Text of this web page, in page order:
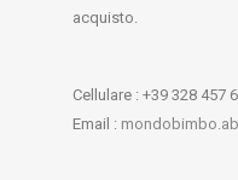
acquisto.
Cellulare : +39 328 457
Email :